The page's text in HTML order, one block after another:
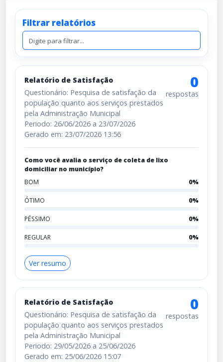
Filtrar relatórios
Relatório de Satisfação
Questionário: Pesquisa de satisfação da
população quanto aos serviços prestados
pela Administração Municipal
Periodo: 26/06/2026 a 23/07/2026
Gerado em: 23/07/2026 13:56
0
respostas
Como você avalia o serviço de coleta de lixo
domiciliar no município?
BOM
0%
ÓTIMO 0%
PÉSSIMO 0%
REGULAR 0%
Ver resumo
Relatório de Satisfação
Questionário: Pesquisa de satisfação da
população quanto aos serviços prestados
pela Administração Municipal
Periodo: 29/05/2026 a 25/06/2026
Gerado em: 25/06/2026 15:07
0
respostas